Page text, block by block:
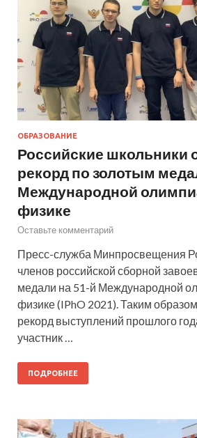
ОБРАЗОВАНИЕ
Российские школьники
рекорд по золотым
Международной
физике
Оставьте комментарий
Пресс-служба Минпросвещения
членов российской сборной
медали на 51-й Международной
физике (IPhO 2021). Таким
рекорд выступлений прошлого
участник …
ПОДРОБНЕЕ